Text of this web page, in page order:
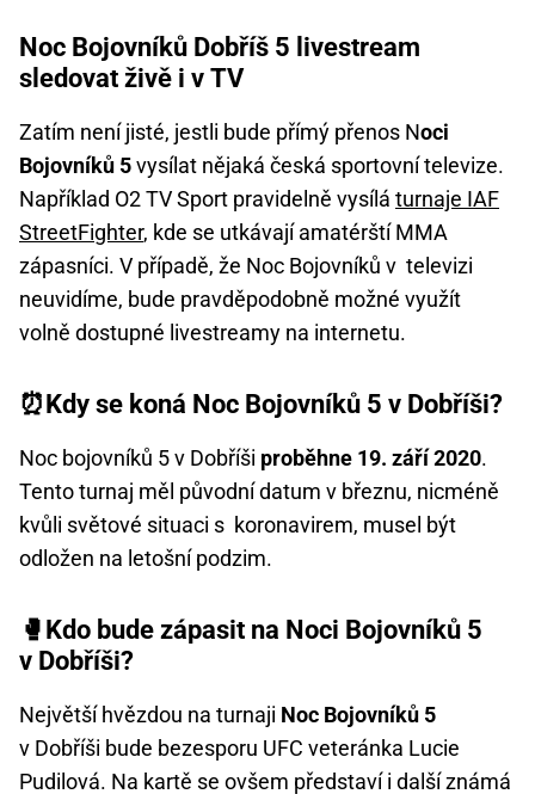
Noc Bojovníků Dobříš 5 livestream
sledovat živě i v TV
Zatím není jisté, jestli bude přímý přenos Noci
Bojovníků 5vysílat nějaká česká sportovní televize.
Například O2 TV Sport pravidelně vysílá turnaje IAF
StreetFighter, kde se utkávají amatérští MMA
zápasníci. V případě, že Noc Bojovníků v televizi
neuvidíme, bude pravděpodobně možné využít
volně dostupné livestreamy na internetu.
⏰Kdy se koná Noc Bojovníků 5 v Dobříši?
Noc bojovníků 5 v Dobříši proběhne 19. září 2020.
Tento turnaj měl původní datum v březnu, nicméně
kvůli světové situaci s koronavirem, musel být
odložen na letošní podzim.
🥊Kdo bude zápasit na Noci Bojovníků 5
v Dobříši?
Největší hvězdou na turnaji Noc Bojovníků 5
v Dobříši bude bezesporu UFC veteránka Lucie
Pudilová. Na kartě se ovšem představí i další známá